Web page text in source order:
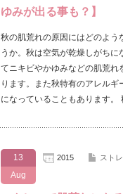
ゆみが出る事も？】
秋の肌荒れの原因にはどのよう
うか。秋は空気が乾燥しがちに
てニキビやかゆみなどの肌荒れ
ります。また秋特有のアレルギ
になっていることもあります
13
Aug
2015 スト